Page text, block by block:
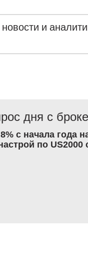
и
дня с
с начала года
по US2000